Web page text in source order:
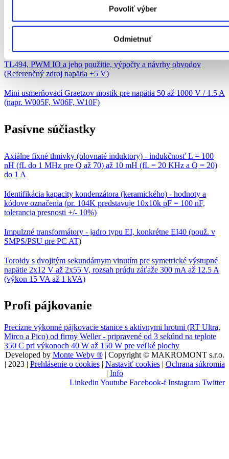
Povoliť výber
Odmietnuť
TDA7498, NF stereo zosilňovač v IO triedy D, výkon 2x100 W pre
6 Ω pri Vcc = 36 V
DC-DC menič s TL494 v zapojení ako StepDown converter
TL494, PWM IO a jeho použitie, výpočty a návrhy obvodov
(Referenčný zdroj napätia +5 V)
Mini usmerňovací Graetzov mostík pre napätia 50 až 1000 V / 1.5 A
(napr. W005F, W06F, W10F)
Pasívne súčiastky
Axiálne fixné tlmivky (olovnaté induktory) - indukčnosť L = 100
nH (fL do 1 MHz pre Q až 70) až 10 mH (fL = 20 KHz a Q = 20)
do 1 A
Identifikácia kapacity kondenzátora (keramického) - hodnoty a
kódove označenia (pr. 104K predstavuje 10x10k pF = 100 nF,
tolerancia presnosti +/- 10%)
Impulzné transformátory - jadro typu EI, konkrétne EI40 (použ. v
SMPS/PSU pre PC AT)
Toroidy s dvojitým sekundárnym vinutím pre symetrické výstupné
napätie 2x12 V až 2x55 V, rozsah prúdu záťaže 300 mA až 12.5 A
(výkon 15 VA až 1 kVA)
Profi pájkovanie
Precízne výkonné pájkovacie stanice s aktívnymi hrotmi (RT Ultra,
Mirco a Pico) od firmy Weller - pripravené od 3 sekúnd na teplote
350 C pri výkonoch 40 W až 150 W pre veľké plochy
Developed by Monte Weby ®| Copyright © MAKROMONT s.r.o.
| 2023 | Prehlásenie o cookies| Nastaviť cookies| Ochrana súkromia
| Info
Linkedin Youtube Facebook-f Instagram Twitter